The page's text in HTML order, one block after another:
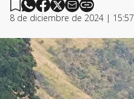
8 de diciembre de 2024 | 15:57